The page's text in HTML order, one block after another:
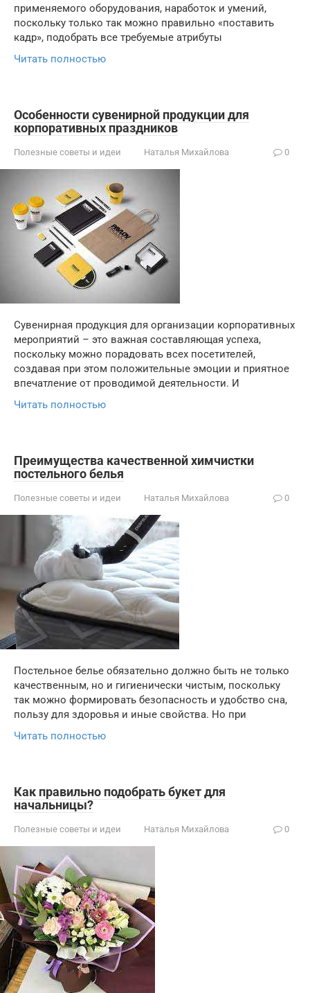
применяемого оборудования, наработок и умений,
поскольку только так можно правильно «поставить
кадр», подобрать все требуемые атрибуты
Читать полностью
Особенности сувенирной продукции для
корпоративных праздников
Полезные советы и идеи Наталья Михайлова 0
Сувенирная продукция для организации корпоративных
мероприятий – это важная составляющая успеха,
поскольку можно порадовать всех посетителей,
создавая при этом положительные эмоции и приятное
впечатление от проводимой деятельности. И
Читать полностью
Преимущества качественной химчистки
постельного белья
Полезные советы и идеи Наталья Михайлова 0
Постельное белье обязательно должно быть не только
качественным, но и гигиенически чистым, поскольку
так можно формировать безопасность и удобство сна,
пользу для здоровья и иные свойства. Но при
Читать полностью
Как правильно подобрать букет для
начальницы?
Полезные советы и идеи Наталья Михайлова 0